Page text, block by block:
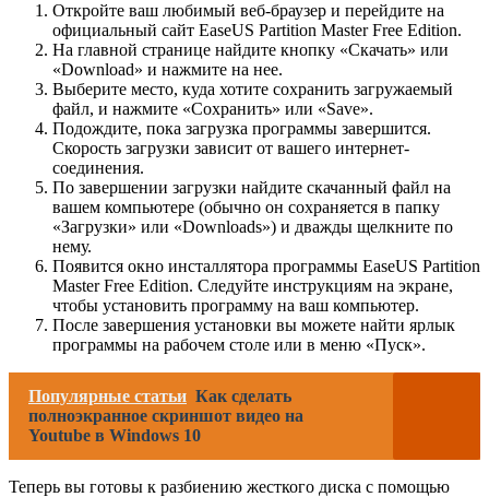
Откройте ваш любимый веб-браузер и перейдите на
официальный сайт EaseUS Partition Master Free Edition.
На главной странице найдите кнопку «Скачать» или
«Download» и нажмите на нее.
Выберите место, куда хотите сохранить загружаемый
файл, и нажмите «Сохранить» или «Save».
Подождите, пока загрузка программы завершится.
Скорость загрузки зависит от вашего интернет-
соединения.
По завершении загрузки найдите скачанный файл на
вашем компьютере (обычно он сохраняется в папку
«Загрузки» или «Downloads») и дважды щелкните по
нему.
Появится окно инсталлятора программы EaseUS Partition
Master Free Edition. Следуйте инструкциям на экране,
чтобы установить программу на ваш компьютер.
После завершения установки вы можете найти ярлык
программы на рабочем столе или в меню «Пуск».
Популярные статьи Как сделать
полноэкранное скриншот видео на
Youtube в Windows 10
Теперь вы готовы к разбиению жесткого диска с помощью